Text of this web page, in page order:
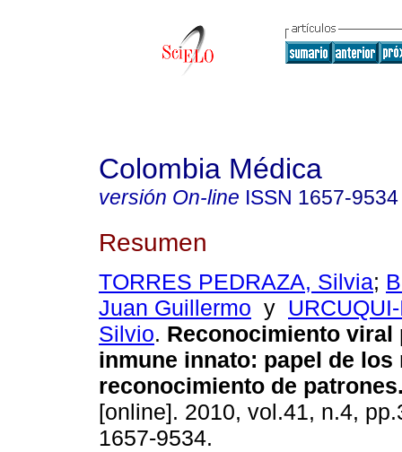
Colombia Médica
versión On-line ISSN 1657-9534
Resumen
TORRES PEDRAZA, Silvia;
Juan Guillermo y
Silvio. Reconocimiento viral
inmune innato: papel de los
reconocimiento de patrones
[online]. 2010, vol.41, n.4,
1657-9534.